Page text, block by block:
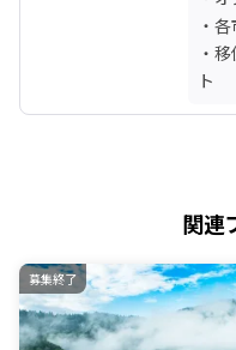
・
・
ト
関連
募集終了